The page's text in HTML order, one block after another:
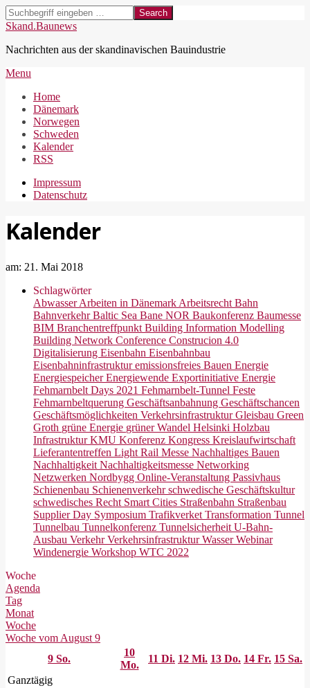
Skip
to
Search
Skand.Baunews
Nachrichten aus der skandinavischen Bauindustrie
Secondary
Menu
Menu
Home
Dänemark
Norwegen
Schweden
Kalender
RSS
Impressum
Datenschutz
Kalender
am: 21. Mai 2018
Schlagwörter
AbwasserArbeiten in Dänemark Arbeitsrecht Bahn
BahnverkehrBaltic Sea Bane NOR Baukonferenz Baumesse
BIM Branchentreffpunkt Building Information Modelling
Building Network Conference Construcion 4.0
Digitalisierung Eisenbahn Eisenbahnbau
Eisenbahninfrastrukturemissionsfreies Bauen Energie
EnergiespeicherEnergiewende Exportinitiative Energie
Fehmarnbelt Days 2021 Fehmarnbelt-Tunnel Feste
Fehmarnbeltquerung Geschäftsanbahnung Geschäftschancen
Geschäftsmöglichkeiten VerkehrsinfrastrukturGleisbau Green
Groth grüne Energie grüner Wandel Helsinki Holzbau
InfrastrukturKMU Konferenz Kongress Kreislaufwirtschaft
Lieferantentreffen Light Rail Messe Nachhaltiges Bauen
Nachhaltigkeit Nachhaltigkeitsmesse Networking
Netzwerken Nordbygg Online-Veranstaltung Passivhaus
Schienenbau Schienenverkehrschwedische Geschäftskultur
schwedisches Recht Smart Cities Straßenbahn Straßenbau
Supplier Day Symposium Trafikverket Transformation Tunnel
Tunnelbau Tunnelkonferenz Tunnelsicherheit U-Bahn-
Ausbau VerkehrVerkehrsinfrastrukturWasserWebinar
Windenergie Workshop WTC 2022
Woche
Agenda
Tag
Monat
Woche
Woche vom August 9
9 So.
10
Mo.
11 Di. 12 Mi. 13 Do. 14 Fr. 15 Sa.
Ganztägig